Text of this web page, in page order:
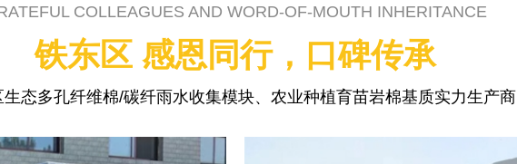
COLLEAGUES AND WORD-OF-MOUTH INHERITANCE
铁东区 感恩同行，口碑传承
生态多孔纤维棉/碳纤雨水收集模块、农业种植育苗岩棉基质实力生产商